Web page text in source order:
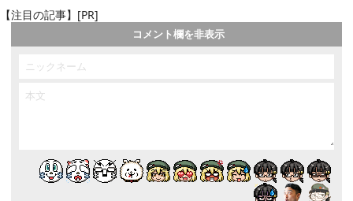
【注目の記事】[PR]
コメント欄を非表示